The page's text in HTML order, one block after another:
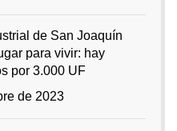
de San Joaquín
para vivir: hay
por 3.000 UF
de 2023